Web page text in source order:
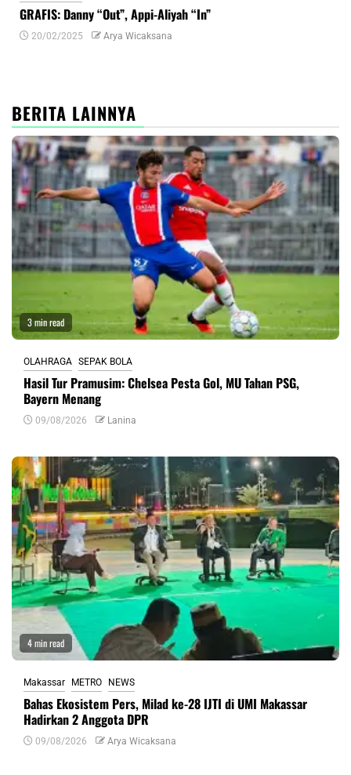
GRAFIS: Danny “Out”, Appi-Aliyah “In”
20/02/2025 Arya Wicaksana
BERITA LAINNYA
3 min read
OLAHRAGA SEPAK BOLA
Hasil Tur Pramusim: Chelsea Pesta Gol, MU Tahan PSG,
Bayern Menang
09/08/2026 Lanina
4 min read
Makassar METRO NEWS
Bahas Ekosistem Pers, Milad ke-28 IJTI di UMI Makassar
Hadirkan 2 Anggota DPR
09/08/2026 Arya Wicaksana